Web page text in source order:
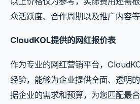
众活跃度、合作周期以及推广内容
CloudKOL提供的网红报价表
作为专业的网红营销平台，
经验，能够为企业提供全面、透明
据企业的需求和预算，为您匹配最